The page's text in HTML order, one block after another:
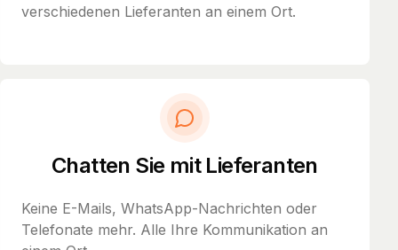
verschiedenen Lieferanten an einem Ort.
Chatten Sie mit Lieferanten
Keine E-Mails, WhatsApp-Nachrichten oder
Telefonate mehr. Alle Ihre Kommunikation an